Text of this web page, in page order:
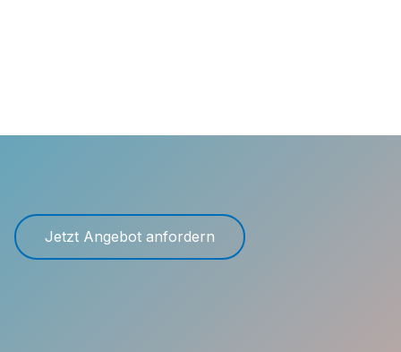
Jetzt Angebot anfordern